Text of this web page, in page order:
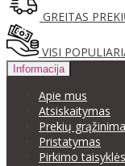
GREITAS
VISI
Informacija
Apie mus
Atsiskaitymas
Prekių
Pristatymas
Pirkimo taisyklės